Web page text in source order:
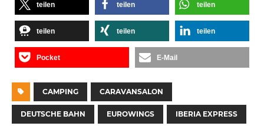
teilen teilen teilen
teilen teilen teilen
Pocket E-Mail
CAMPING CARAVANSALON
DEUTSCHE BAHN EUROWINGS IBERIA EXPRESS